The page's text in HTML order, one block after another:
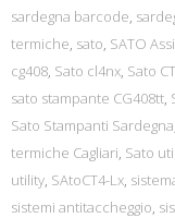
sardegna barcode,
termiche, sato, SATO
cg408, Sato cl4nx, Sato
sato stampante CG408tt,
Sato Stampanti Sardegna
termiche Cagliari, Sato
utility, SAtoCT4-Lx,
sistemi antitaccheggio,